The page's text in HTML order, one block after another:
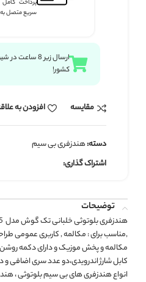
پرداخت
سریع متصل
کشور!
مقايسه افزودن به
دسته:هندزفری بی سیم
اشتراک گذاری:
توضیحات
,مناسب برای : مکالمه , کاربری عمومی
مکالمه و پخش موزیک و دارای دکمه
کابل شارژ اندرویدی،دو عدد سری اضافی
انواع هندزفری های بی سیم بلوتوثی